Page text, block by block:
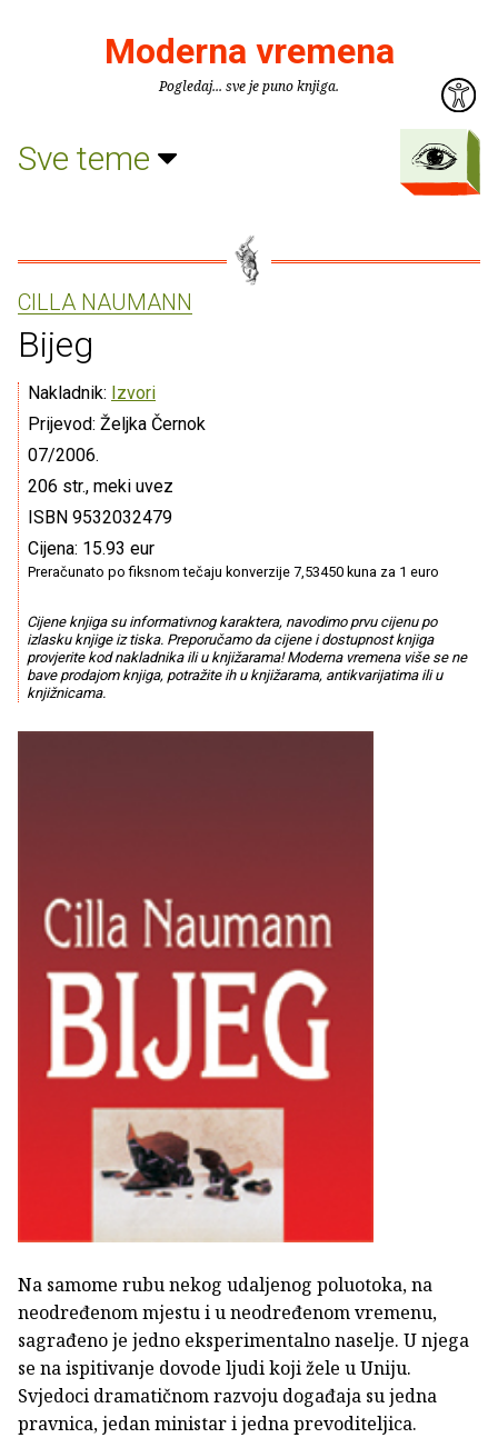
Moderna vremena
Pogledaj... sve je puno knjiga.
Sve teme
CILLA NAUMANN
Bijeg
Nakladnik: Izvori
Prijevod: Željka Černok
07/2006.
206 str., meki uvez
ISBN 9532032479
Cijena: 15.93 eur
Preračunato po fiksnom tečaju konverzije 7,53450 kuna za 1 euro
Cijene knjiga su informativnog karaktera, navodimo prvu cijenu po
izlasku knjige iz tiska. Preporučamo da cijene i dostupnost knjiga
provjerite kod nakladnika ili u knjižarama! Moderna vremena više se ne
bave prodajom knjiga, potražite ih u knjižarama, antikvarijatima ili u
knjižnicama.
Na samome rubu nekog udaljenog poluotoka, na
neodređenom mjestu i u neodređenom vremenu,
sagrađeno je jedno eksperimentalno naselje. U njega
se na ispitivanje dovode ljudi koji žele u Uniju.
Svjedoci dramatičnom razvoju događaja su jedna
pravnica, jedan ministar i jedna prevoditeljica.